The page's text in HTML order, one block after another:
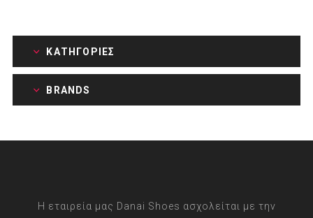
ΚΑΤΗΓΟΡΊΕΣ
BRANDS
Η εταιρεία μας Danai Shoes ασχολείται με την